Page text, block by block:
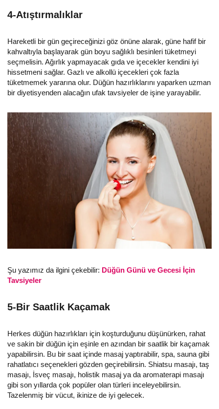
4-Atıştırmalıklar
Hareketli bir gün geçireceğinizi göz önüne alarak, güne hafif bir
kahvaltıyla başlayarak gün boyu sağlıklı besinleri tüketmeyi
seçmelisin. Ağırlık yapmayacak gıda ve içecekler kendini iyi
hissetmeni sağlar. Gazlı ve alkollü içecekleri çok fazla
tüketmemek yararına olur. Düğün hazırlıklarını yaparken uzman
bir diyetisyenden alacağın ufak tavsiyeler de işine yarayabilir.
Şu yazımız da ilgini çekebilir: Düğün Günü ve Gecesi İçin
Tavsiyeler
5-Bir Saatlik Kaçamak
Herkes düğün hazırlıkları için koşturduğunu düşünürken, rahat
ve sakin bir düğün için eşinle en azından bir saatlik bir kaçamak
yapabilirsin. Bu bir saat içinde masaj yaptırabilir, spa, sauna gibi
rahatlatıcı seçenekleri gözden geçirebilirsin. Shiatsu masajı, taş
masajı, İsveç masajı, holistik masaj ya da aromaterapi masajı
gibi son yıllarda çok popüler olan türleri inceleyebilirsin.
Tazelenmiş bir vücut, ikinize de iyi gelecek.